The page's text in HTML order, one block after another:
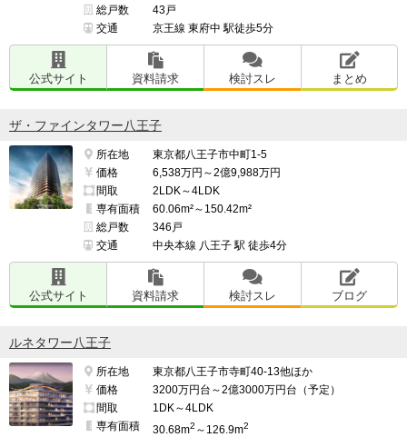
総戸数
43戸
交通
京王線 東府中 駅徒歩5分
公式サイト 資料請求 検討スレ まとめ
ザ・ファインタワー八王子
所在地
東京都八王子市中町1-5
価格
6,538万円～2億9,988万円
間取
2LDK～4LDK
専有面積
60.06m²～150.42m²
総戸数
346戸
交通
中央本線 八王子 駅 徒歩4分
公式サイト 資料請求 検討スレ ブログ
ルネタワー八王子
所在地
東京都八王子市寺町40-13他ほか
価格
3200万円台～2億3000万円台（予定）
間取
1DK～4LDK
専有面積
30.68m2 ～126.9m2